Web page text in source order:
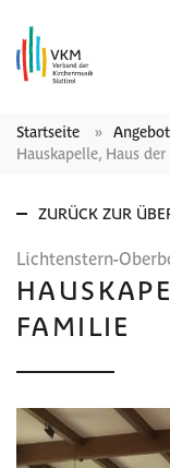
Startseite
Hauskapelle, Haus
ZURÜCK ZUR
Lichtenstern-
FAMILIE